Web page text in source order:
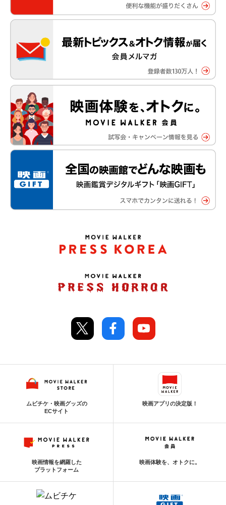
ムビチケ・映画グッズの
ECサイト
映画アプリの決定版！
映画情報を網羅した
プラットフォーム
映画体験を、オトクに。